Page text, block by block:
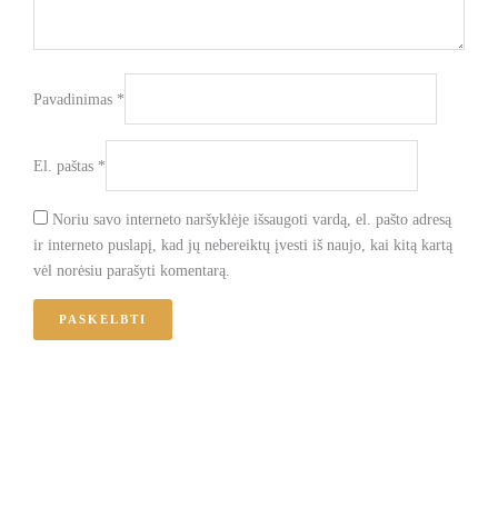
Pavadinimas *
El. paštas *
Noriu savo interneto naršyklėje išsaugoti vardą, el. pašto adresą
ir interneto puslapį, kad jų nebereiktų įvesti iš naujo, kai kitą kartą
vėl norėsiu parašyti komentarą.